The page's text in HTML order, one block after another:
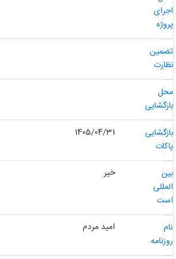
1405/04/31
خیر
امید مردم